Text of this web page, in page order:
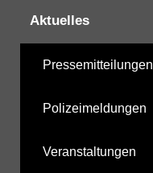
Aktuelles
Pressemitteilungen
Polizeimeldungen
Veranstaltungen